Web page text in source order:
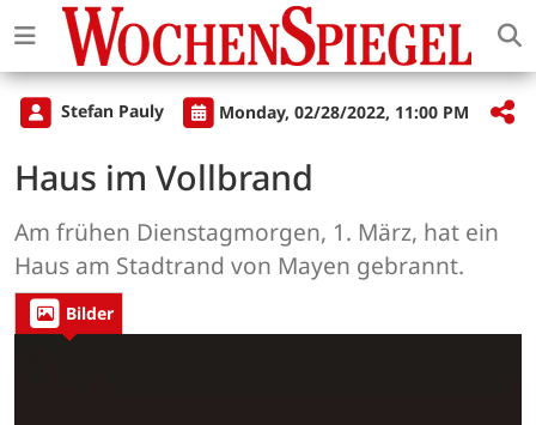
Stefan Pauly Monday, 02/28/2022, 11:00 PM
Haus im Vollbrand
Am frühen Dienstagmorgen, 1. März, hat ein
Haus am Stadtrand von Mayen gebrannt.
Bilder